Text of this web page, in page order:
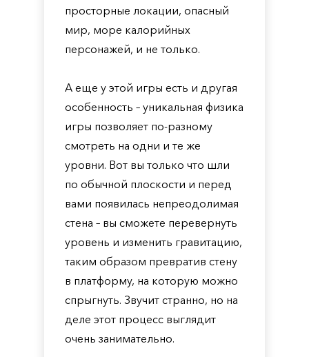
просторные локации, опасный
мир, море калорийных
персонажей, и не только.
А еще у этой игры есть и другая
особенность – уникальная физика
игры позволяет по-разному
смотреть на одни и те же
уровни. Вот вы только что шли
по обычной плоскости и перед
вами появилась непреодолимая
стена – вы сможете перевернуть
уровень и изменить гравитацию,
таким образом превратив стену
в платформу, на которую можно
спрыгнуть. Звучит странно, но на
деле этот процесс выглядит
очень занимательно.